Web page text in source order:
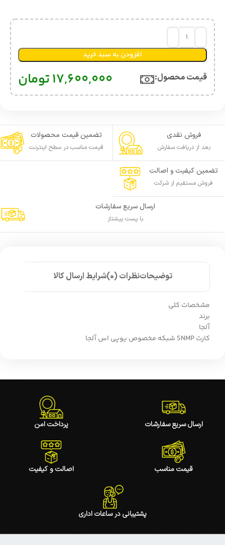
افزودن به سبد خرید
قیمت محصول:​ 17,600,000تومان
فروش نقدی
بعد از دریافت سفارش
تضمین قیمت محصولات
قیمت مناسب در سطح اینترنت
تضمین کیفیت و اصالت
فروش مستقیم از شرکت
ارسال سریع سفارشات
با پست پیشتاز
توضیحاتنظرات (0) شرایط ارسال کالا
مشخصات کلی
برند
آلجا
کارت SNMP شبکه مخصوص یوپی اس آلجا
ارسال سریع سفارشات پرداخت امن
قیمت مناسب اصالت و کیفیت
پشتیبانی در ساعات اداری